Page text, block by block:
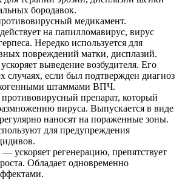
бородавок.
медикамент.
на папилломавирус, вирус
Нередко используется для
повреждений матки, дисплазий.
выведение возбудителя. Его
случаях, если был подтвержден диагноз
штаммами ВПЧ.
препарат, который
вируса. Выпускается в виде
наносят на пораженные зоны.
для предупреждения
ускоряет регенерацию, препятствует
Обладает одновременно